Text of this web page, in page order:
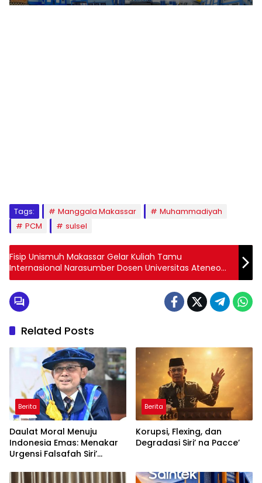
Tags: Manggala Makassar
Muhammadiyah
PCM
sulsel
Fisip Unismuh Makassar Gelar Kuliah Tamu
Internasional Narasumber Dosen Universitas Ateneo
de Davao Filipina
Related Posts
Berita
Daulat Moral Menuju
Indonesia Emas: Menakar
Urgensi Falsafah Siri’
Ancaman Kleptokrasi
Berita
Korupsi, Flexing, dan
Degradasi Siri’ na Pacce’